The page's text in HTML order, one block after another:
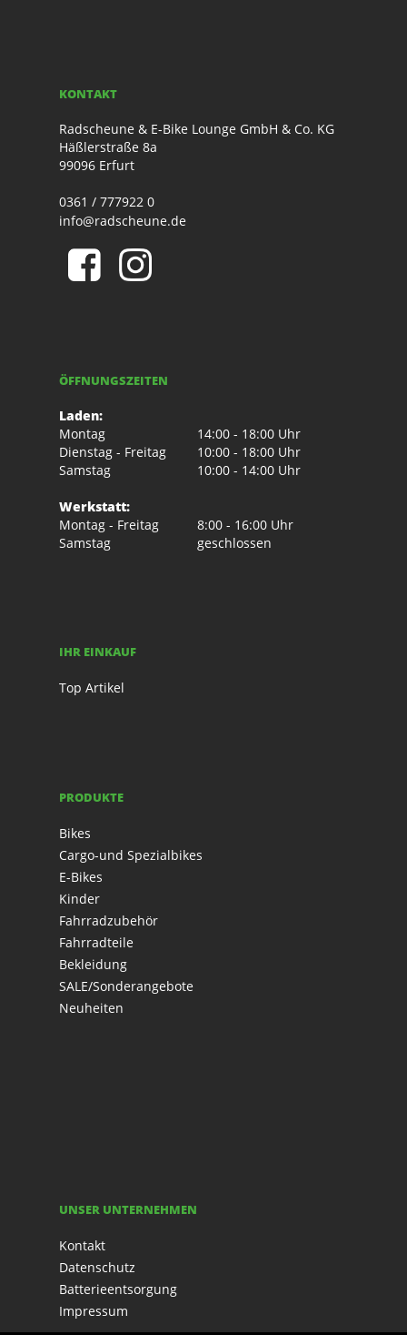
KONTAKT
Radscheune & E-Bike Lounge GmbH & Co. KG
Häßlerstraße 8a
99096 Erfurt
0361 / 777922 0
info@radscheune.de
ÖFFNUNGSZEITEN
Laden:
Montag
14:00 - 18:00 Uhr
Dienstag - Freitag
10:00 - 18:00 Uhr
Samstag
10:00 - 14:00 Uhr
Werkstatt:
Montag - Freitag
8:00 - 16:00 Uhr
Samstag
geschlossen
IHR EINKAUF
Top Artikel
PRODUKTE
Bikes
Cargo-und Spezialbikes
E-Bikes
Kinder
Fahrradzubehör
Fahrradteile
Bekleidung
SALE/Sonderangebote
Neuheiten
UNSER UNTERNEHMEN
Kontakt
Datenschutz
Batterieentsorgung
Impressum